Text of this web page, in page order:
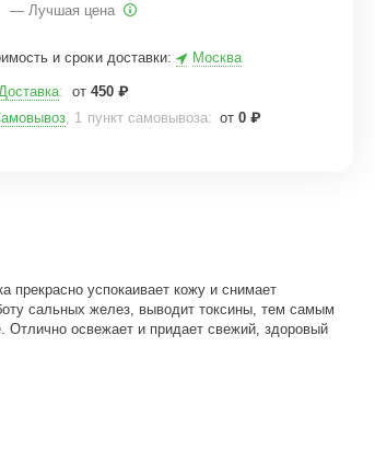
— Лучшая цена
и сроки доставки: Москва
: от 450 ₽
, 1 пункт самовывоза: от 0 ₽
успокаивает кожу и снимает
сальных желез, выводит токсины, тем самым
Отлично освежает и придает свежий, здоровый